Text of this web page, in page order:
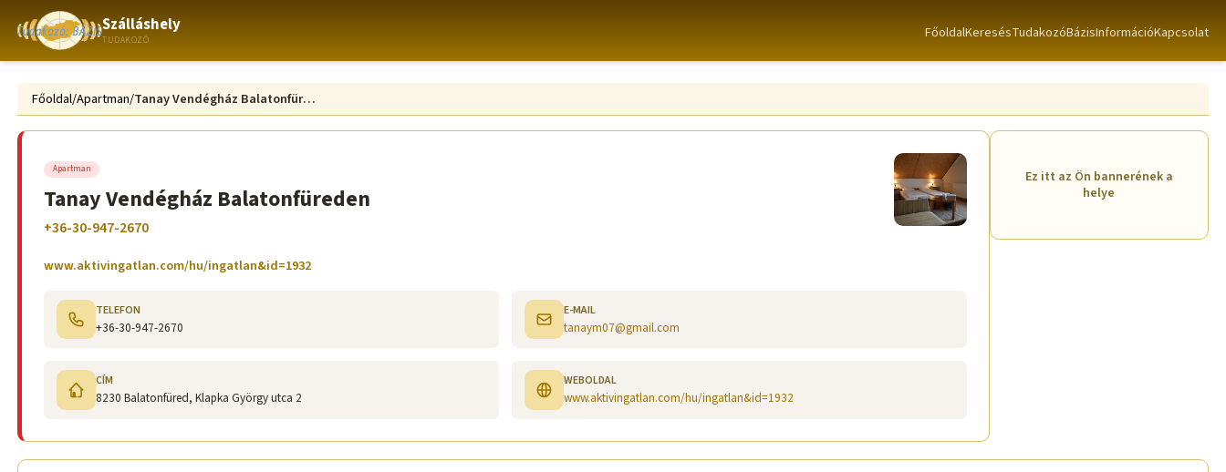
Szálláshely
TUDAKOZÓ FőoldalKeresésTudakozóBázisInformációKapcsolat
Főoldal/Apartman/ Tanay Vendégház Balatonfüreden
Apartman
Tanay Vendégház Balatonfüreden
+36-30-947-2670
www.aktivingatlan.com/hu/ingatlan&id=1932
TELEFON
+36-30-947-2670
E-MAIL
tanaym07@gmail.com
CÍM
8230 Balatonfüred, Klapka György utca 2
WEBOLDAL
www.aktivingatlan.com/hu/ingatlan&id=1932
Ez itt az Ön bannerének a
helye